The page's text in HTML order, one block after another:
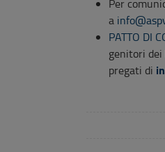
Per
a
PATTO DI
genitori
pregati di